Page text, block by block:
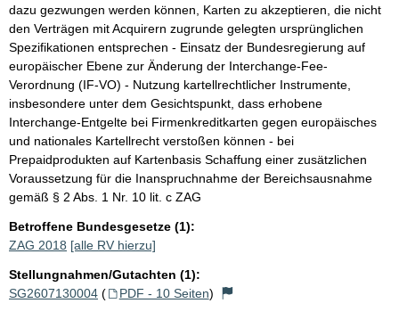
dazu gezwungen werden können, Karten zu akzeptieren, die nicht
den Verträgen mit Acquirern zugrunde gelegten ursprünglichen
Spezifikationen entsprechen - Einsatz der Bundesregierung auf
europäischer Ebene zur Änderung der Interchange-Fee-
Verordnung (IF-VO) - Nutzung kartellrechtlicher Instrumente,
insbesondere unter dem Gesichtspunkt, dass erhobene
Interchange-Entgelte bei Firmenkreditkarten gegen europäisches
und nationales Kartellrecht verstoßen können - bei
Prepaidprodukten auf Kartenbasis Schaffung einer zusätzlichen
Voraussetzung für die Inanspruchnahme der Bereichsausnahme
gemäß § 2 Abs. 1 Nr. 10 lit. c ZAG
Betroffene Bundesgesetze (1):
ZAG 2018 [alle RV hierzu]
Stellungnahmen/Gutachten (1):
SG2607130004 ( PDF - 10 Seiten)